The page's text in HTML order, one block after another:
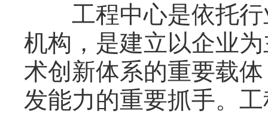
工程中心是依托行
机构，是建立以企业
术创新体系的重要载
发能力的重要抓手。